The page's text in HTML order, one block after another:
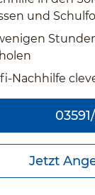
und
Nachhilfe
Jetzt